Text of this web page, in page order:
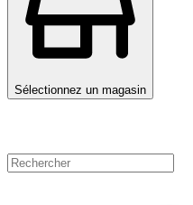
Sélectionnez un magasin